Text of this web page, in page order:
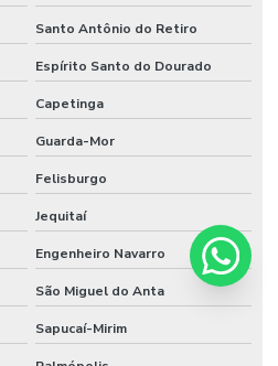
Santo Antônio do Retiro
Espírito Santo do Dourado
Capetinga
Guarda-Mor
Felisburgo
Jequitaí
Engenheiro Navarro
São Miguel do Anta
Sapucaí-Mirim